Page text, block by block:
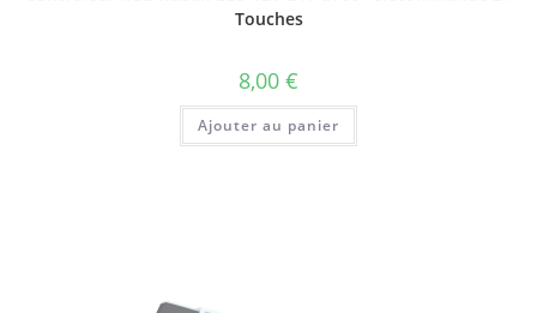
Touches
8,00 €
Ajouter au panier